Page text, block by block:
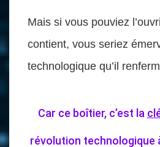
Mais si vous pouviez
contient, vous seriez
technologique qu’il
Car ce boîtier, c’est la
révolution technologique